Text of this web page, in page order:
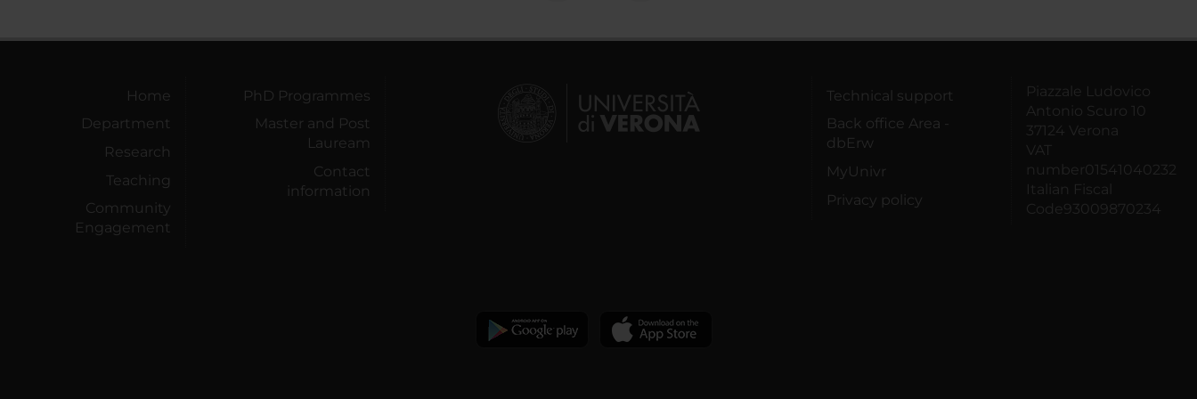
Home
Department
Research
Teaching
Community
Engagement
PhD Programmes
Master and Post
Lauream
Contact
information
Technical support
Back office Area -
dbErw
MyUnivr
Privacy policy
Piazzale Ludovico
Antonio Scuro 10
37124 Verona
VAT
number01541040232
Italian Fiscal
Code93009870234